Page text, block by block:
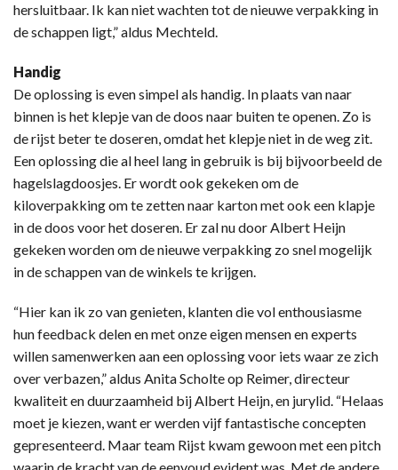
hersluitbaar. Ik kan niet wachten tot de nieuwe verpakking in
de schappen ligt,” aldus Mechteld.
Handig
De oplossing is even simpel als handig. In plaats van naar
binnen is het klepje van de doos naar buiten te openen. Zo is
de rijst beter te doseren, omdat het klepje niet in de weg zit.
Een oplossing die al heel lang in gebruik is bij bijvoorbeeld de
hagelslagdoosjes. Er wordt ook gekeken om de
kiloverpakking om te zetten naar karton met ook een klapje
in de doos voor het doseren. Er zal nu door Albert Heijn
gekeken worden om de nieuwe verpakking zo snel mogelijk
in de schappen van de winkels te krijgen.
“Hier kan ik zo van genieten, klanten die vol enthousiasme
hun feedback delen en met onze eigen mensen en experts
willen samenwerken aan een oplossing voor iets waar ze zich
over verbazen,” aldus Anita Scholte op Reimer, directeur
kwaliteit en duurzaamheid bij Albert Heijn, en jurylid. “Helaas
moet je kiezen, want er werden vijf fantastische concepten
gepresenteerd. Maar team Rijst kwam gewoon met een pitch